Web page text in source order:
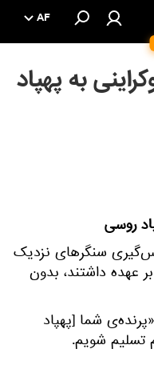
AF
به پهپاد
روسی
سنگرهای نزدیک
عهده داشتند، بدون
شما [پهپاد
تسلیم شویم.